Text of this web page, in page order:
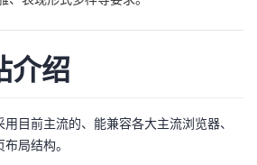
介绍
用目前主流的、能兼容各大主流浏览器、
局结构。